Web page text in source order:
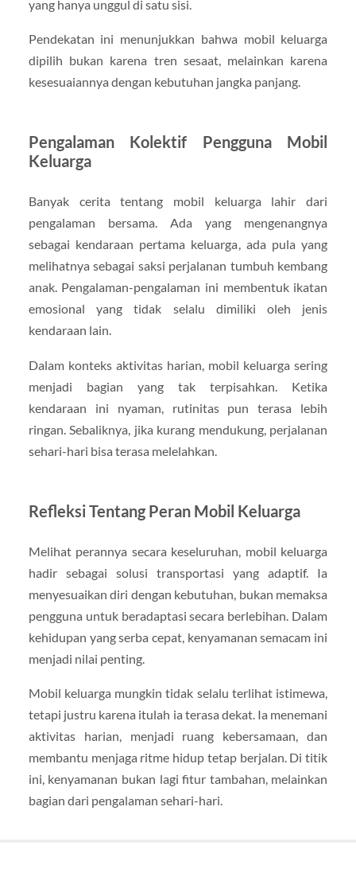
yang hanya unggul di satu sisi.
Pendekatan ini menunjukkan bahwa mobil keluarga
dipilih bukan karena tren sesaat, melainkan karena
kesesuaiannya dengan kebutuhan jangka panjang.
Pengalaman Kolektif Pengguna Mobil
Keluarga
Banyak cerita tentang mobil keluarga lahir dari
pengalaman bersama. Ada yang mengenangnya
sebagai kendaraan pertama keluarga, ada pula yang
melihatnya sebagai saksi perjalanan tumbuh kembang
anak. Pengalaman-pengalaman ini membentuk ikatan
emosional yang tidak selalu dimiliki oleh jenis
kendaraan lain.
Dalam konteks aktivitas harian, mobil keluarga sering
menjadi bagian yang tak terpisahkan. Ketika
kendaraan ini nyaman, rutinitas pun terasa lebih
ringan. Sebaliknya, jika kurang mendukung, perjalanan
sehari-hari bisa terasa melelahkan.
Refleksi Tentang Peran Mobil Keluarga
Melihat perannya secara keseluruhan, mobil keluarga
hadir sebagai solusi transportasi yang adaptif. Ia
menyesuaikan diri dengan kebutuhan, bukan memaksa
pengguna untuk beradaptasi secara berlebihan. Dalam
kehidupan yang serba cepat, kenyamanan semacam ini
menjadi nilai penting.
Mobil keluarga mungkin tidak selalu terlihat istimewa,
tetapi justru karena itulah ia terasa dekat. Ia menemani
aktivitas harian, menjadi ruang kebersamaan, dan
membantu menjaga ritme hidup tetap berjalan. Di titik
ini, kenyamanan bukan lagi fitur tambahan, melainkan
bagian dari pengalaman sehari-hari.